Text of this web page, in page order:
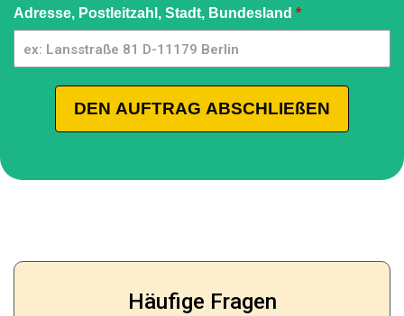
Adresse, Postleitzahl, Stadt, Bundesland *
DEN AUFTRAG ABSCHLIEßEN
Häufige Fragen